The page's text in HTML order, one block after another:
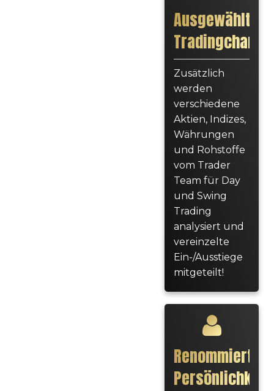
Ausgewählte
Zusätzlich
werden
verschiedene
Aktien, Indizes,
Währungen
und Rohstoffe
vom Trader
Team für Day
und Swing
Trading
analysiert und
vereinzelte
Ein-/Ausstiege
mitgeteilt!
Renommierte